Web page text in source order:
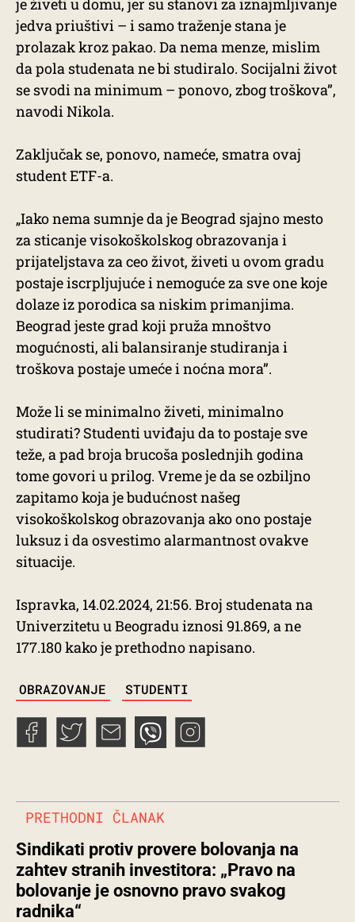
je živeti u domu, jer su stanovi za iznajmljivanje
jedva priuštivi – i samo traženje stana je
prolazak kroz pakao. Da nema menze, mislim
da pola studenata ne bi studiralo. Socijalni život
se svodi na minimum – ponovo, zbog troškova”,
navodi Nikola.
Zaključak se, ponovo, nameće, smatra ovaj
student ETF-a.
„Iako nema sumnje da je Beograd sjajno mesto
za sticanje visokoškolskog obrazovanja i
prijateljstava za ceo život, živeti u ovom gradu
postaje iscrpljujuće i nemoguće za sve one koje
dolaze iz porodica sa niskim primanjima.
Beograd jeste grad koji pruža mnoštvo
mogućnosti, ali balansiranje studiranja i
troškova postaje umeće i noćna mora”.
Može li se minimalno živeti, minimalno
studirati? Studenti uviđaju da to postaje sve
teže, a pad broja brucoša poslednjih godina
tome govori u prilog. Vreme je da se ozbiljno
zapitamo koja je budućnost našeg
visokoškolskog obrazovanja ako ono postaje
luksuz i da osvestimo alarmantnost ovakve
situacije.
Ispravka, 14.02.2024, 21:56. Broj studenata na
Univerzitetu u Beogradu iznosi 91.869, a ne
177.180 kako je prethodno napisano.
OBRAZOVANJE STUDENTI
PRETHODNI ČLANAK
Sindikati protiv provere bolovanja na
zahtev stranih investitora: „Pravo na
bolovanje je osnovno pravo svakog
radnika“